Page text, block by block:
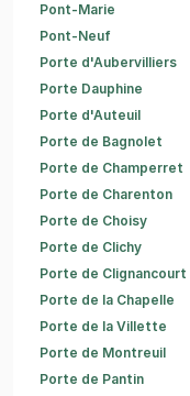
Pont-Marie
Pont-Neuf
Porte d'Aubervilliers
Porte Dauphine
Porte d'Auteuil
Porte de Bagnolet
Porte de Champerret
Porte de Charenton
Porte de Choisy
Porte de Clichy
Porte de Clignancourt
Porte de la Chapelle
Porte de la Villette
Porte de Montreuil
Porte de Pantin